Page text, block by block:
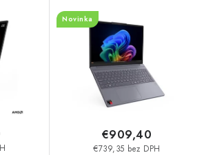
144Hz/300nitů/RTX3050
OS/
26-100/AI PC/8GB/SSD
512GB/15,3"/WUXGA/IPS/
Home/šedá 83N3008WCK
Novinka
€739,35 bez DPH
€909,40